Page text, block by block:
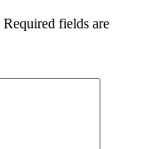
Required fields are